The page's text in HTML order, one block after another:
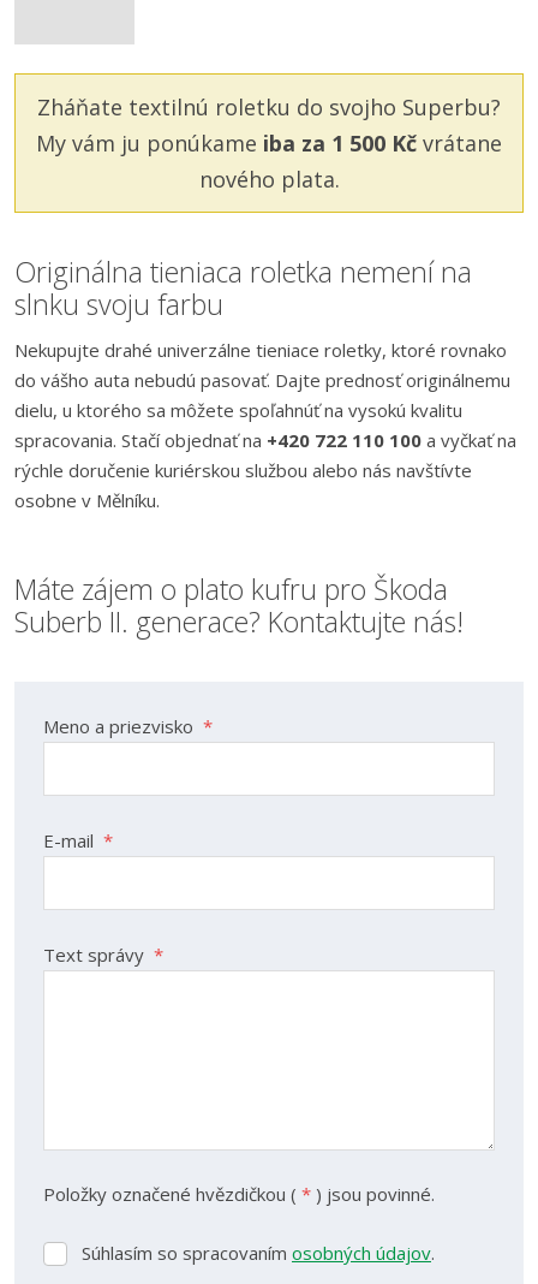
Zháňate textilnú roletku do svojho Superbu?
My vám ju ponúkame iba za 1 500 Kč vrátane
nového plata.
Originálna tieniaca roletka nemení na
slnku svoju farbu
Nekupujte drahé univerzálne tieniace roletky, ktoré rovnako
do vášho auta nebudú pasovať. Dajte prednosť originálnemu
dielu, u ktorého sa môžete spoľahnúť na vysokú kvalitu
spracovania. Stačí objednať na +420 722 110 100 a vyčkať na
rýchle doručenie kuriérskou službou alebo nás navštívte
osobne v Mělníku.
Máte zájem o plato kufru pro Škoda
Suberb II. generace? Kontaktujte nás!
Meno a priezvisko *
E-mail *
Text správy *
Položky označené hvězdičkou ( * ) jsou povinné.
SúhlasímSúhlasím so spracovaním osobných údajov.